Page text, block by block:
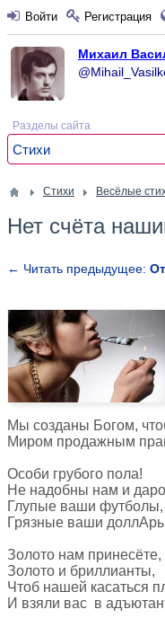
Войти Регистрация
Михаил
Разделы сайта
Стихи
Стихи Весёлые
Нет счёта
← Читать предыдущее:
Мы созданы Богом,
Миром продажным
Особи грубого пола!
Не надобны нам и
Глупые ваши футболы,
Грязные ваши
Золото нам принесёте,
Золото и бриллианты,
Чтоб нашей касаться
И взяли вас в